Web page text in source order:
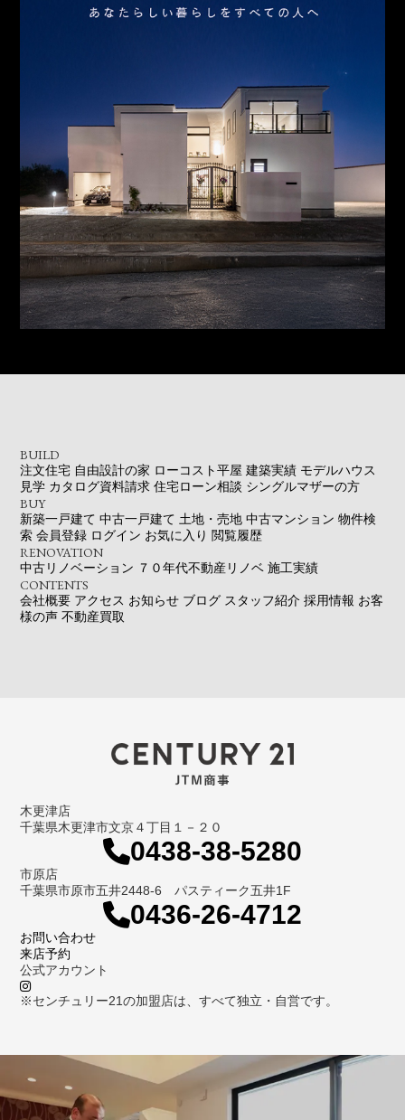
BUILD
注文住宅 自由設計の家 ローコスト平屋 建築実績 モデルハウス
見学 カタログ資料請求 住宅ローン相談 シングルマザーの方
BUY
新築一戸建て 中古一戸建て 土地・売地 中古マンション 物件検
索 会員登録 ログイン お気に入り 閲覧履歴
RENOVATION
中古リノベーション ７０年代不動産リノベ 施工実績
CONTENTS
会社概要 アクセス お知らせ ブログ スタッフ紹介 採用情報 お客
様の声 不動産買取
木更津店
千葉県木更津市文京４丁目１－２０
0438-38-5280
市原店
千葉県市原市五井2448-6 パスティーク五井1F
0436-26-4712
お問い合わせ
来店予約
公式アカウント
※センチュリー21の加盟店は、すべて独立・自営です。